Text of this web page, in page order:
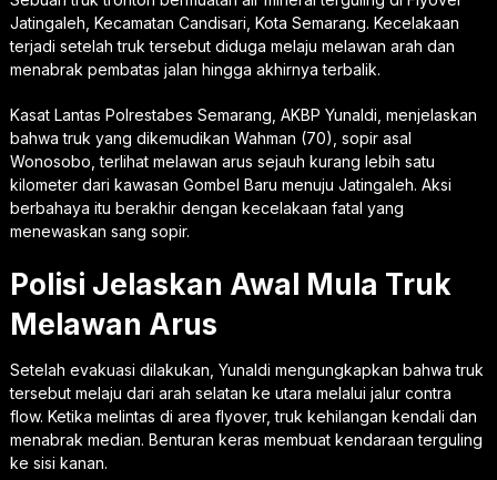
Jatingaleh, Kecamatan Candisari, Kota Semarang. Kecelakaan
terjadi setelah truk tersebut diduga melaju melawan arah dan
menabrak pembatas jalan hingga akhirnya terbalik.
Kasat Lantas Polrestabes Semarang, AKBP Yunaldi, menjelaskan
bahwa truk yang dikemudikan Wahman (70), sopir asal
Wonosobo, terlihat melawan arus sejauh kurang lebih satu
kilometer dari kawasan Gombel Baru menuju Jatingaleh. Aksi
berbahaya itu berakhir dengan kecelakaan fatal yang
menewaskan sang sopir.
Polisi Jelaskan Awal Mula Truk
Melawan Arus
Setelah evakuasi dilakukan, Yunaldi mengungkapkan bahwa truk
tersebut melaju dari arah selatan ke utara melalui jalur contra
flow. Ketika melintas di area flyover, truk kehilangan kendali dan
menabrak median. Benturan keras membuat kendaraan terguling
ke sisi kanan.